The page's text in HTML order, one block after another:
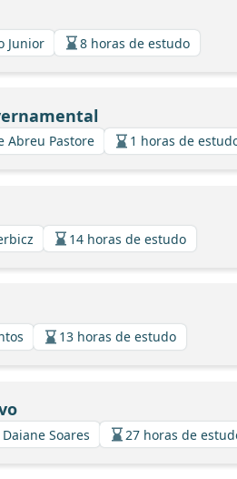
Junior 8 horas de estudo
Abreu Pastore 1 horas de
14 horas de estudo
13 horas de estudo
Soares 27 horas de